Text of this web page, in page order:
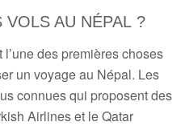
AU NÉPAL ?
l’une des premières choses
un voyage au Népal. Les
connues qui proposent des
Airlines et le Qatar